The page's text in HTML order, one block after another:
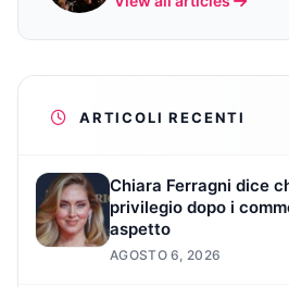
ARTICOLI RECENTI
Chiara Ferragni dice
privilegio dopo i
aspetto
AGOSTO 6, 2026